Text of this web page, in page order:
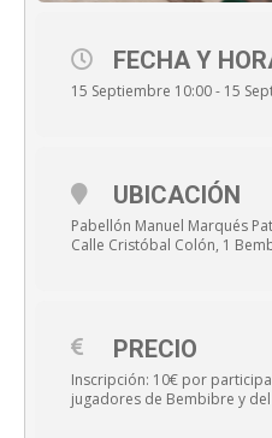
FECHA Y
15 Septiembre 10:00 - 15
UBICACIÓN
Pabellón Manuel Marqués
Calle Cristóbal Colón, 1
PRECIO
Inscripción: 10€ por
jugadores de Bembibre y